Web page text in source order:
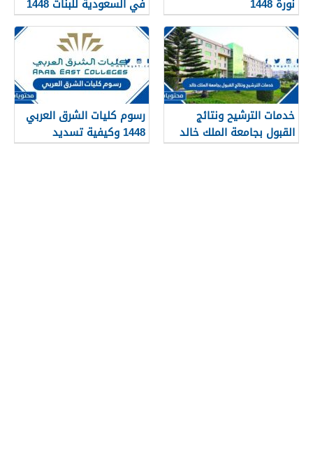
نورة 1448
في السعودية للبنات 1448
خدمات الترشيح ونتائج
القبول بجامعة الملك خالد
1448
رسوم كليات الشرق العربي
1448 وكيفية تسديد
الرسوم